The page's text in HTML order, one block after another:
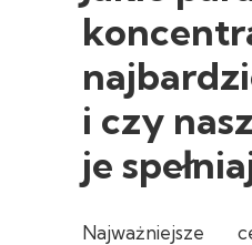
i czy
je